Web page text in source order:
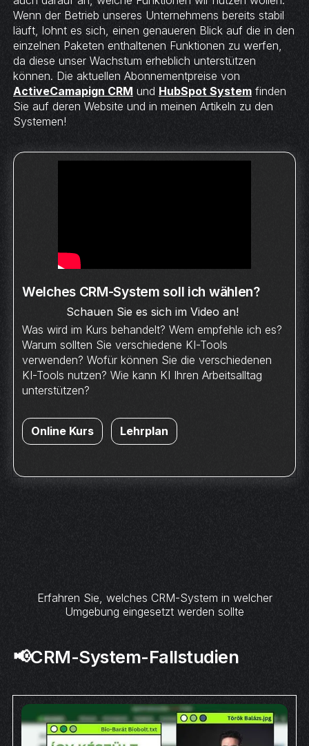
Wenn der Betrieb unseres Unternehmens bereits stabil
läuft, lohnt es sich, einen genaueren Blick auf die in den
einzelnen Paketen enthaltenen Funktionen zu werfen,
da diese unser Wachstum erheblich unterstützen
können. Die aktuellen Abonnementpreise von
ActiveCamapign CRM und HubSpot Systemfinden
Sie auf deren Website und in meinen Artikeln zu den
Systemen!
Welches CRM-System soll ich wählen?
Schauen Sie es sich im Video an!
Was wird im Kurs behandelt? Wem empfehle ich es?
Warum sollten Sie verschiedene KI-Tools
verwenden? Wofür können Sie die verschiedenen
KI-Tools nutzen? Wie kann KI Ihren Arbeitsalltag
unterstützen?
Online Kurs Lehrplan
Erfahren Sie, welches CRM-System in welcher
Umgebung eingesetzt werden sollte
📢CRM-System-Fallstudien